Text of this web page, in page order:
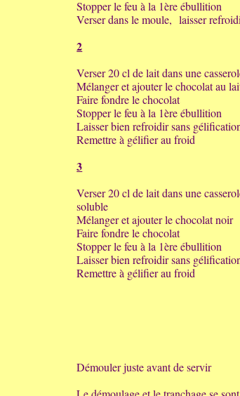
Stopper le feu à la 1ère ébullition
Verser dans le moule, laisser
2
Verser 20 cl de lait dans une
Mélanger et ajouter le chocolat au
Faire fondre le chocolat
Stopper le feu à la 1ère ébullition
Laisser bien refroidir sans
Remettre à gélifier au froid
3
Verser 20 cl de lait dans une
soluble
Mélanger et ajouter le chocolat noir
Faire fondre le chocolat
Stopper le feu à la 1ère ébullition
Laisser bien refroidir sans
Remettre à gélifier au froid
Démouler juste avant de servir